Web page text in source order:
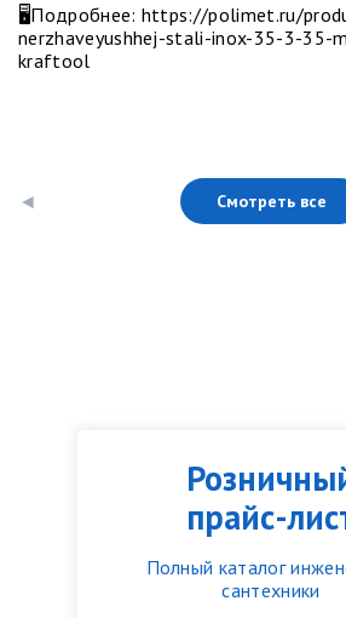
прайс-
Полный каталог
сантехники
🖥Подробнее: https://polimet.ru/
nerzhaveyushhej-stali-inox-35-3-35-
kraftool
Смотреть все